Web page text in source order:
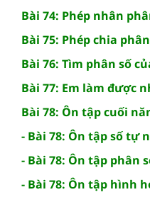
Bài 74: Phép nhân
Bài 75: Phép chia
Bài 76: Tìm phân số
Bài 77: Em làm được
Bài 78: Ôn tập cuối
- Bài 78: Ôn tập số tự
- Bài 78: Ôn tập phân
- Bài 78: Ôn tập hình